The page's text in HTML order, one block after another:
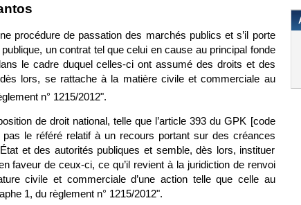
externe)
procédure de passation des marchés publics et s’il porte
un contrat tel que celui en cause au principal fonde
le cadre duquel celles-ci ont assumé des droits et des
lors, se rattache à la matière civile et commerciale au
n° 1215/2012".
de droit national, telle que l’article 393 du GPK [code
pas le référé relatif à un recours portant sur des créances
et des autorités publiques et semble, dès lors, instituer
faveur de ceux-ci, ce qu’il revient à la juridiction de renvoi
civile et commerciale d’une action telle que celle au
1, du règlement n° 1215/2012".